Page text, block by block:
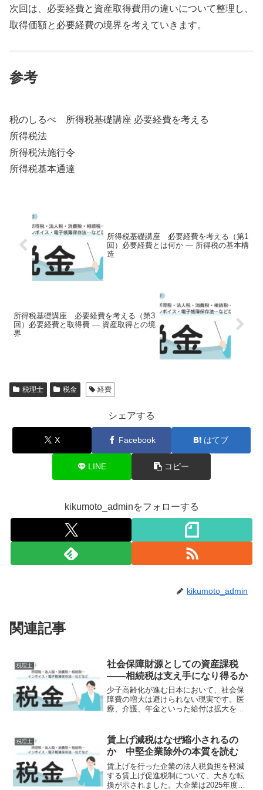
次回は、必要経費と資産取得費用の違いについて整理し、
取得価額と必要経費の境界を考えていきます。
参考
税のしるべ 所得税基礎講座 必要経費を考える
所得税法
所得税法施行令
所得税基本通達
所得税基礎講座 必要経費を考える（第1
回）必要経費とは何か ― 所得税の基本構
造
所得税基礎講座 必要経費を考える（第3
回）必要経費と取得費 ― 資産取得との境
界
税理士 税金 経費
シェアする
X Facebook はてブ
LINE コピー
kikumoto_adminをフォローする
kikumoto_admin
関連記事
税理士
社会保障財源としての資産課税
――相続税は支え手になり得るか
少子高齢化が進む日本において、社会保
障費の増大は避けられない現実です。医
療、介護、年金といった給付は拡大を続
す。これまで社会保障財源といえば、消
費税や社会保険料が中心でし...
税理士
賃上げ減税はなぜ縮小されるの
か 中堅企業除外の本質を読む
賃上げを行った企業の法人税負担を軽減
する賃上げ促進税制について、大きな転
換が示されました。大企業は2025年度末